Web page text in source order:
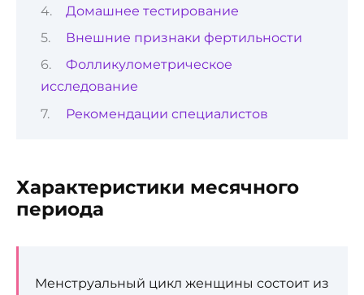
Домашнее тестирование
Внешние признаки фертильности
Фолликулометрическое
исследование
Рекомендации специалистов
Характеристики месячного
периода
Менструальный цикл женщины состоит из